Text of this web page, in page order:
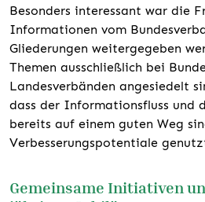
Besonders interessant war die
Informationen vom
Gliederungen weitergegeben
Themen ausschließlich bei
Landesverbänden angesiedelt
dass der Informationsfluss und
bereits auf einem guten Weg
Verbesserungspotentiale
Gemeinsame Initiativen